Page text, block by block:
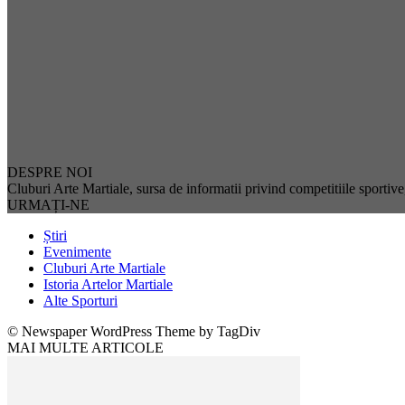
DESPRE NOI
Cluburi Arte Martiale, sursa de informatii privind competitiile
URMAȚI-NE
Știri
Evenimente
Cluburi Arte Martiale
Istoria Artelor Martiale
Alte Sporturi
© Newspaper WordPress Theme by TagDiv
MAI MULTE ARTICOLE